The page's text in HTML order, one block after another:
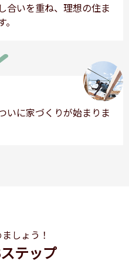
合いを重ね、理想の住ま
いに家づくりが始まりま
しょう！
テップ